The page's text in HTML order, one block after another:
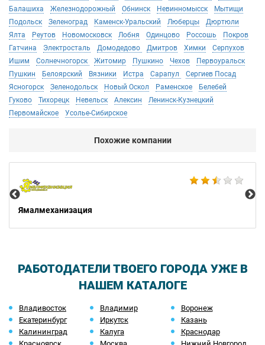
Балашиха
Железнодорожный Обнинск Невинномысск
Мытищи
Подольск
Зеленоград Каменск-Уральский Люберцы
Дюртюли
Ялта
Реутов Новомосковск Лобня Одинцово Россошь
Покров
Гатчина
Электросталь Домодедово Дмитров Химки
Серпухов
Ишим
Солнечногорск Житомир Пушкино Чехов
Первоуральск
Пушкин
Белоярский Вязники Истра Сарапул
Сергиев Посад
Ясногорск
Зеленодольск Новый Оскол Раменское
Белебей
Гуково
Тихорецк Невельск Алексин
Ленинск-Кузнецкий
Первомайское
Усолье-Сибирское
Похожие компании
Ямалмеханизация
РАБОТОДАТЕЛИ ТВОЕГО ГОРОДА УЖЕ В
НАШЕМ КАТАЛОГЕ
Владивосток Владимир
Воронеж
Екатеринбург
Иркутск
Казань
Калининград
Калуга
Краснодар